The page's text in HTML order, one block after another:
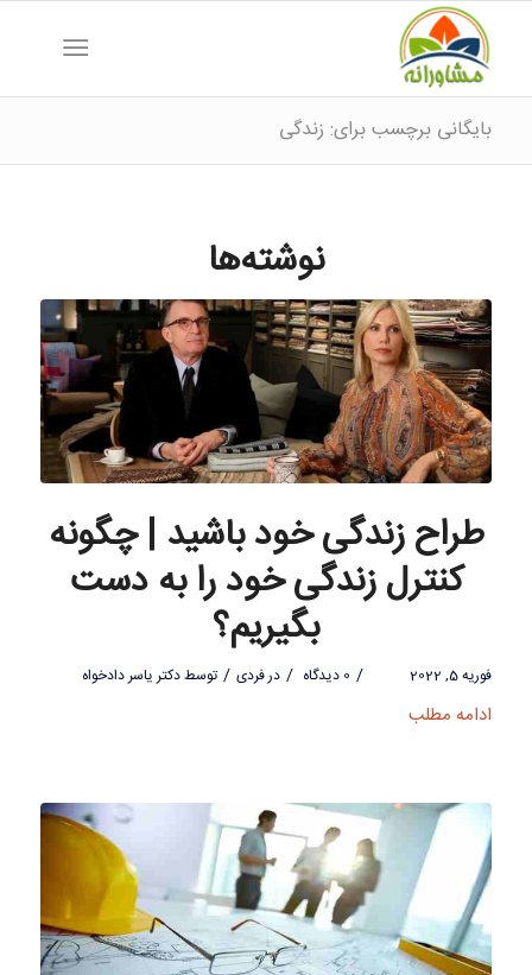
بایگانی برچسب برای: زندگی
نوشته‌ها
طراح زندگی خود باشید | چگونه
کنترل زندگی خود را به دست
بگیریم؟
فوریه 5, 2022 / 0 دیدگاه / درفردی / توسطدکتر یاسر دادخواه
ادامه مطلب